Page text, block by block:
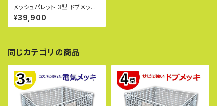
メッシュパレット 3型 ドブメッキ
（半開タイプ） L800×W1000×
H840mm 網目ピッチ50×50m
m サビや腐食に強いドブメッキ
¥39,900
同じカテゴリの商品